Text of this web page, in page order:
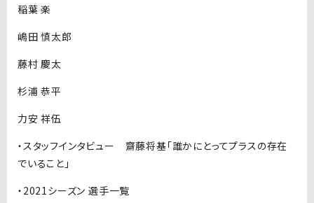
稲葉 楽
嶋田 慎太郎
藤村 慶太
杉浦 恭平
力安 祥伍
・スタッフインタビュー 齋藤将基「誰かにとってプラスの存在
でいること」
・2021シーズン 選手一覧